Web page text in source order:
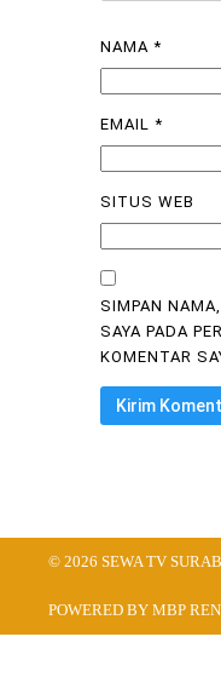
NAMA *
EMAIL *
SITUS WEB
SIMPAN
SAYA PADA
KOMENTAR
© 2026 SEWA TV
POWERED BY MBP